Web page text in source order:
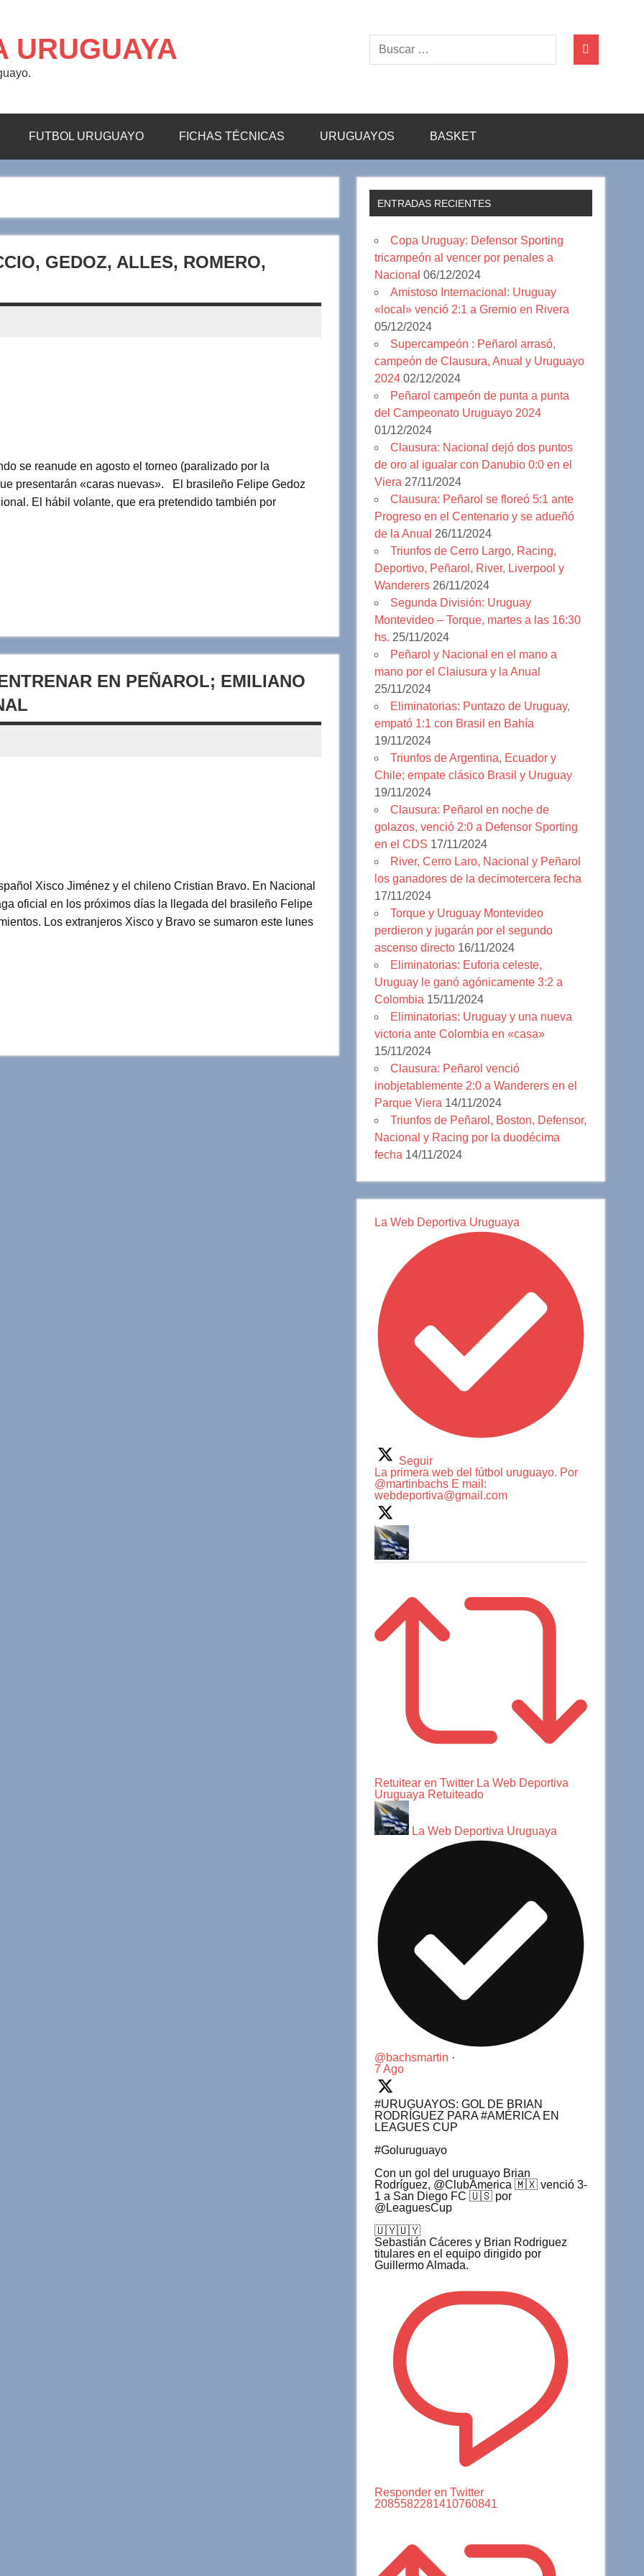
URUGUAYA
FUTBOL URUGUAYO FICHAS TÉCNICAS URUGUAYOS BASKET
GEDOZ, ALLES, ROMERO,
se reanude en agosto el torneo (paralizado por la
presentarán «caras nuevas». El brasileño Felipe Gedoz
El hábil volante, que era pretendido también por
EN PEÑAROL; EMILIANO
Xisco Jiménez y el chileno Cristian Bravo. En Nacional
oficial en los próximos días la llegada del brasileño Felipe
Los extranjeros Xisco y Bravo se sumaron este lunes
ENTRADAS RECIENTES
Copa Uruguay: Defensor Sporting
tricampeón al vencer por penales a
Nacional 06/12/2024
Amistoso Internacional: Uruguay
«local» venció 2:1 a Gremio en Rivera
05/12/2024
Supercampeón : Peñarol arrasó,
campeón de Clausura, Anual y Uruguayo
2024 02/12/2024
Peñarol campeón de punta a punta
del Campeonato Uruguayo 2024
01/12/2024
Clausura: Nacional dejó dos puntos
de oro al igualar con Danubio 0:0 en el
Viera 27/11/2024
Clausura: Peñarol se floreó 5:1 ante
Progreso en el Centenario y se adueñó
de la Anual 26/11/2024
Triunfos de Cerro Largo, Racing,
Deportivo, Peñarol, River, Liverpool y
Wanderers 26/11/2024
Segunda División: Uruguay
Montevideo – Torque, martes a las 16:30
hs. 25/11/2024
Peñarol y Nacional en el mano a
mano por el Claiusura y la Anual
25/11/2024
Eliminatorias: Puntazo de Uruguay,
empató 1:1 con Brasil en Bahía
19/11/2024
Triunfos de Argentina, Ecuador y
Chile; empate clásico Brasil y Uruguay
19/11/2024
Clausura: Peñarol en noche de
golazos, venció 2:0 a Defensor Sporting
en el CDS 17/11/2024
River, Cerro Laro, Nacional y Peñarol
los ganadores de la decimotercera fecha
17/11/2024
Torque y Uruguay Montevideo
perdieron y jugarán por el segundo
ascenso directo 16/11/2024
Eliminatorias: Euforia celeste,
Uruguay le ganó agónicamente 3:2 a
Colombia 15/11/2024
Eliminatorias: Uruguay y una nueva
victoria ante Colombia en «casa»
15/11/2024
Clausura: Peñarol venció
inobjetablemente 2:0 a Wanderers en el
Parque Viera 14/11/2024
Triunfos de Peñarol, Boston, Defensor,
Nacional y Racing por la duodécima
fecha 14/11/2024
La Web Deportiva Uruguaya
Seguir
La primera web del fútbol uruguayo. Por
@martinbachs E mail:
webdeportiva@gmail.com
Retuitear en Twitter La Web Deportiva
Uruguaya Retuiteado
La Web Deportiva Uruguaya
@bachsmartin ·
7 Ago
#URUGUAYOS: GOL DE BRIAN
RODRÍGUEZ PARA #AMÉRICA EN
LEAGUES CUP
#Goluruguayo
Con un gol del uruguayo Brian
Rodríguez, @ClubAmerica 🇲🇽 venció 3-
1 a San Diego FC 🇺🇸 por
@LeaguesCup
🇺🇾🇺🇾
Sebastián Cáceres y Brian Rodriguez
titulares en el equipo dirigido por
Guillermo Almada.
Responder en Twitter
2085582281410760841